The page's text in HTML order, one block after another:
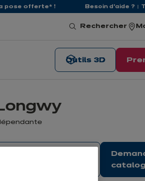
pose offerte* ! Besoin d'aide ?
Rechercher
Outils 3D